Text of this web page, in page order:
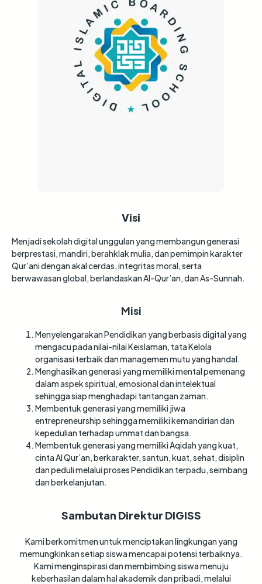
Visi
Menjadi sekolah digital unggulan yang membangun generasi
berprestasi, mandiri, berahklak mulia, dan pemimpin karakter
Qur’ani dengan akal cerdas, integritas moral, serta
berwawasan global, berlandaskan Al-Qur’an, dan As-Sunnah.
Misi
Menyelengarakan Pendidikan yang berbasis digital yang
mengacu pada nilai-nilai Keislaman, tata Kelola
organisasi terbaik dan managemen mutu yang handal.
Menghasilkan generasi yang memiliki mental pemenang
dalam aspek spiritual, emosional dan intelektual
sehingga siap menghadapi tantangan zaman.
Membentuk generasi yang memiliki jiwa
entrepreneurship sehingga memiliki kemandirian dan
kepedulian terhadap ummat dan bangsa.
Membentuk generasi yang memiliki Aqidah yang kuat,
cinta Al Qur’an, berkarakter, santun, kuat, sehat, disiplin
dan peduli melalui proses Pendidikan terpadu, seimbang
dan berkelanjutan.
Sambutan Direktur DIGISS
Kami berkomitmen untuk menciptakan lingkungan yang
memungkinkan setiap siswa mencapai potensi terbaiknya.
Kami menginspirasi dan membimbing siswa menuju
keberhasilan dalam hal akademik dan pribadi, melalui